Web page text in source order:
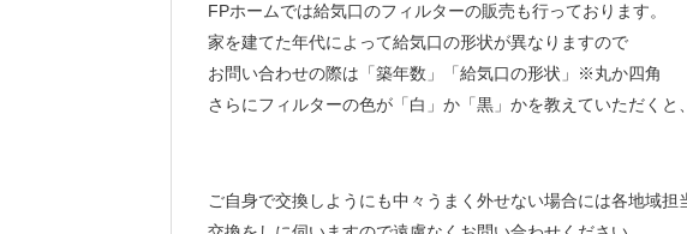
FPホームでは給気口のフィルターの販売も行っております。
家を建てた年代によって給気口の形状が異なりますので
お問い合わせの際は「築年数」「給気口の形状」※丸か四角
さらにフィルターの色が「白」か「黒」かを教えていただくと
ご自身で交換しようにも中々うまく外せない場合には各地域担